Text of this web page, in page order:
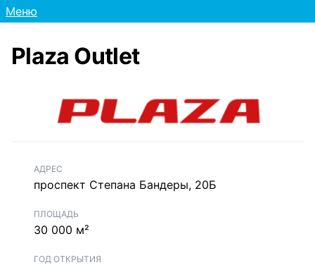
Меню
Plaza Outlet
АДРЕС
проспект Степана Бандеры, 20Б
ПЛОЩАДЬ
30 000 м²
ГОД ОТКРЫТИЯ